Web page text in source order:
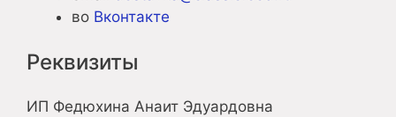
во Вконтакте
Реквизиты
ИП Федюхина Анаит Эдуардовна